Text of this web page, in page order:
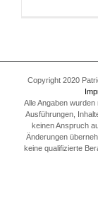
Copyright 2020
Alle Angaben
Ausführungen,
keinen Anspruch
Änderungen
keine qualifizierte